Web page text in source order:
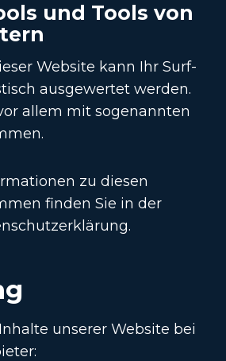
und Tools von
Website kann Ihr Surf-
ausgewertet werden.
allem mit sogenannten
zu diesen
finden Sie in der
unserer Website bei